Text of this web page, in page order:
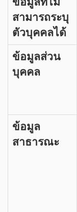
สามารถระบุ
ตัวบุคคลได้
ข้อมูลส่วน
บุคคล
ข้อมูล
สาธารณะ